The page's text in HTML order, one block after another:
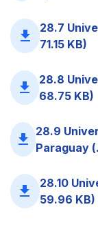
file_download
28.7
71.15 KB)
file_download
28.8
68.75 KB)
file_download 28.9
Paraguay
file_download
28.10
59.96 KB)